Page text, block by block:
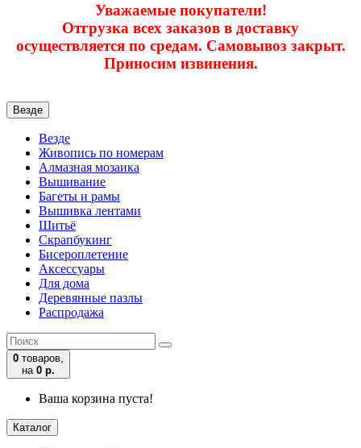
Уважаемые покупатели!
Отгрузка всех заказов в доставку
осуществляется по средам. Самовывоз закрыт.
Приносим извинения.
Везде
Везде
Живопись по номерам
Алмазная мозаика
Вышивание
Багеты и рамы
Вышивка лентами
Шитьё
Скрапбукинг
Бисероплетение
Аксессуары
Для дома
Деревянные пазлы
Распродажа
0 товаров,
на 0 р.
Ваша корзина пуста!
Каталог